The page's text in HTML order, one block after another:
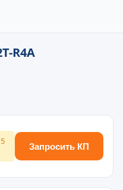
R4A
Запросить КП